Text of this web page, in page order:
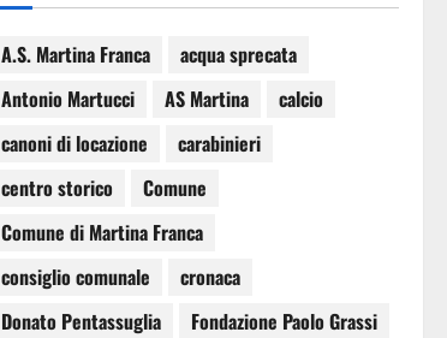
A.S. Martina Franca
acqua sprecata
Antonio Martucci
AS Martina
calcio
canoni di locazione
carabinieri
centro storico
Comune
Comune di Martina Franca
consiglio comunale
cronaca
Donato Pentassuglia
Fondazione Paolo Grassi